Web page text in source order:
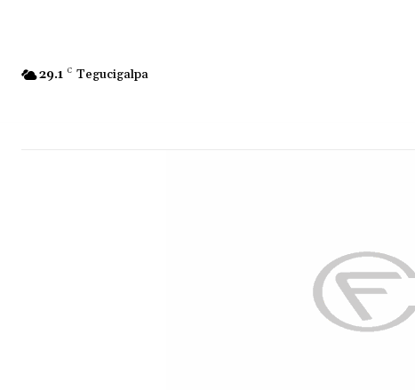
29.1 C Tegucigalpa